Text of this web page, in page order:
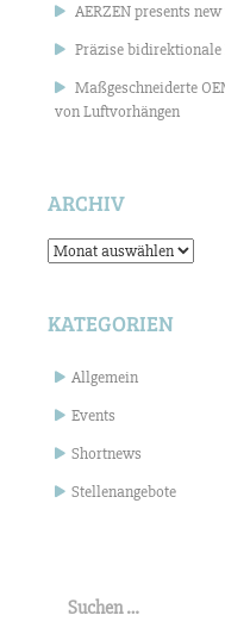
AERZEN presents
Präzise bidirektionale
Maßgeschneiderte
von Luftvorhängen
ARCHIV
Archiv
KATEGORIEN
Allgemein
Events
Shortnews
Stellenangebote
nach: